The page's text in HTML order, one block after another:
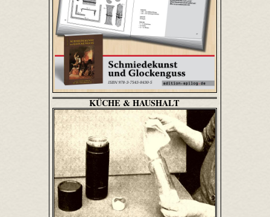
KÜCHE & HAUSHALT